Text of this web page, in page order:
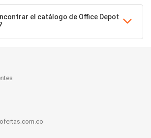
el catálogo de Office Depot